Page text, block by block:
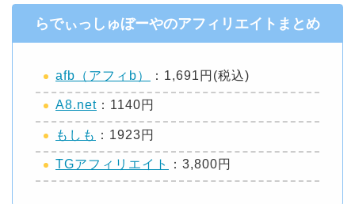
らでぃっしゅぼーやのアフィリエイトまとめ
afb（アフィb） ：1,691円(税込)
A8.net ：1140円
もしも ：1923円
TGアフィリエイト ：3,800円